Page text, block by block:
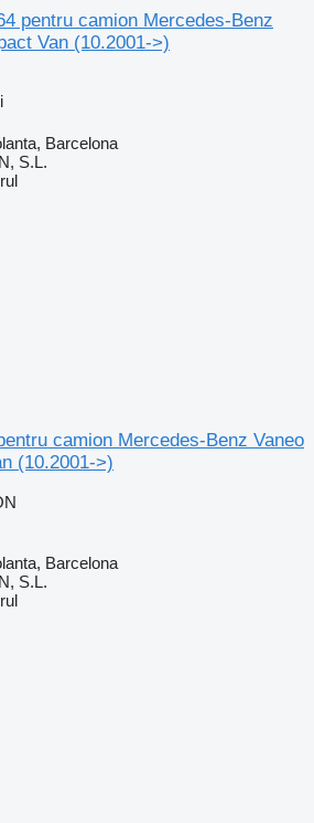
pentru camion Mercedes-Benz
Van (10.2001->)
Barcelona
S.L.
camion Mercedes-Benz Vaneo
(10.2001->)
Barcelona
S.L.